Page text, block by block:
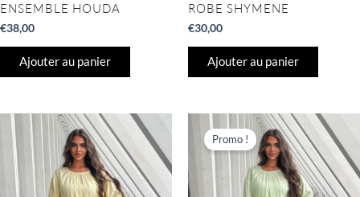
ENSEMBLE HOUDA
€38,00
Ajouter au panier
ROBE SHYMENE
€30,00
Ajouter au panier
Promo !
prix
initial
était :
€23,00.
Le
prix
actuel
est :
€20,00.